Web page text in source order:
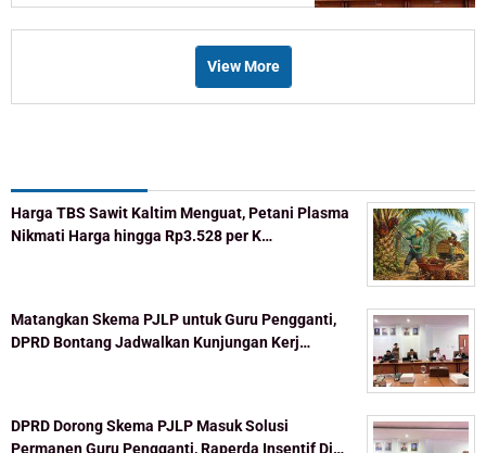
View More
Harga TBS Sawit Kaltim Menguat, Petani Plasma
Nikmati Harga hingga Rp3.528 per K…
Matangkan Skema PJLP untuk Guru Pengganti,
DPRD Bontang Jadwalkan Kunjungan Kerj…
DPRD Dorong Skema PJLP Masuk Solusi
Permanen Guru Pengganti, Raperda Insentif Di…